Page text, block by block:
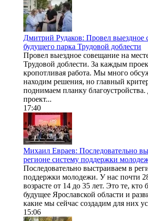
Дмитрий Рудаков: Провел выездное
будущего парка Трудовой доблести
Провел выездное совещание на
Трудовой доблести. За каждым
кропотливая работа. Мы много
находим решения, но главный
поднимаем планку
проект...
17:40
Михаил Евраев: Последовательно
регионе систему поддержки
Последовательно выстраиваем в
поддержки молодежи. У нас почти
возрасте от 14 до 35 лет. Это те, кто
будущее Ярославской области и
какие мы сейчас создадим для них
15:06